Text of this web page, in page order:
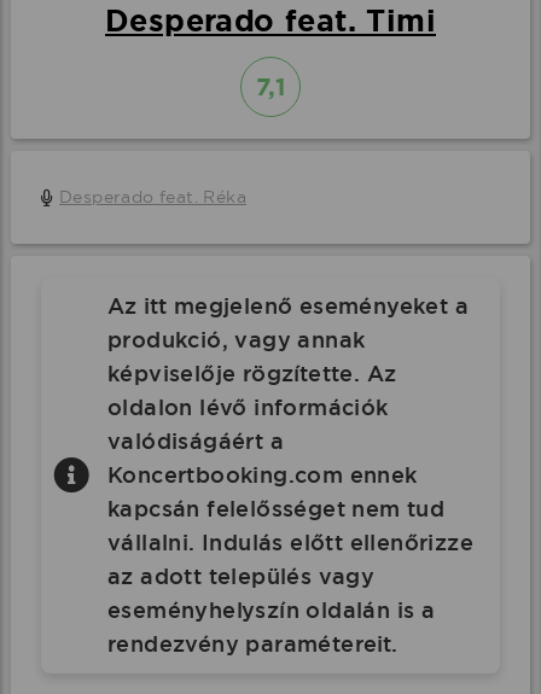
Desperado feat. Timi
7,1
Desperado feat. Réka
Az itt megjelenő eseményeket a
produkció, vagy annak
képviselője rögzítette. Az
oldalon lévő információk
valódiságáért a
Koncertbooking.com ennek
kapcsán felelősséget nem tud
vállalni. Indulás előtt ellenőrizze
az adott település vagy
eseményhelyszín oldalán is a
rendezvény paramétereit.